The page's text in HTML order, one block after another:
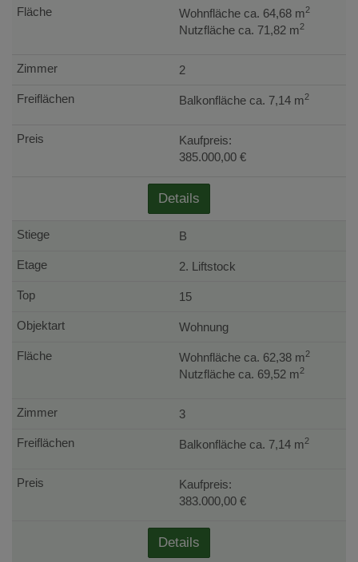
Wohnfläche ca. 64,68 m2
Nutzfläche ca. 71,82 m2
2
Balkonfläche ca. 7,14 m2
Kaufpreis:
385.000,00 €
Details
B
2. Liftstock
15
Wohnung
Wohnfläche ca. 62,38 m2
Nutzfläche ca. 69,52 m2
3
Balkonfläche ca. 7,14 m2
Kaufpreis:
383.000,00 €
Details